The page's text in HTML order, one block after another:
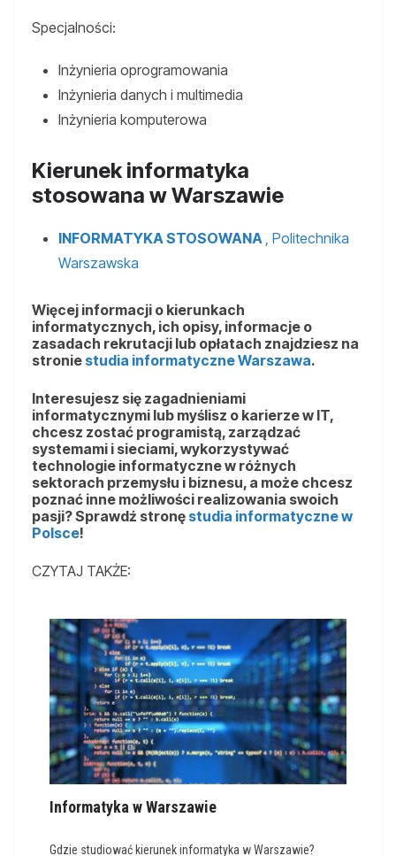
Specjalności:
Inżynieria oprogramowania
Inżynieria danych i multimedia
Inżynieria komputerowa
Kierunek informatyka
stosowana w Warszawie
INFORMATYKA STOSOWANA , Politechnika
Warszawska
Więcej informacji o kierunkach
informatycznych, ich opisy, informacje o
zasadach rekrutacji lub opłatach znajdziesz na
stronie studia informatyczne Warszawa.
Interesujesz się zagadnieniami
informatycznymi lub myślisz o karierze w IT,
chcesz zostać programistą, zarządzać
systemami i sieciami, wykorzystywać
technologie informatyczne w różnych
sektorach przemysłu i biznesu, a może chcesz
poznać inne możliwości realizowania swoich
pasji? Sprawdź stronę studia informatyczne w
Polsce!
CZYTAJ TAKŻE:
Informatyka w Warszawie
Gdzie studiować kierunek informatyka w Warszawie?